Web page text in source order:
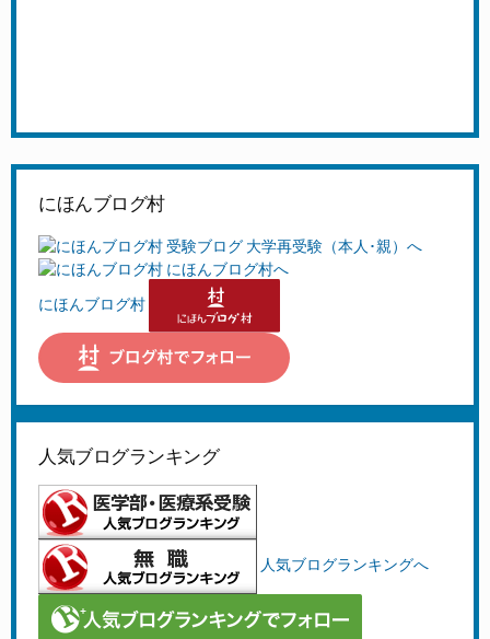
にほんブログ村
にほんブログ村
人気ブログランキング
人気ブログランキングへ